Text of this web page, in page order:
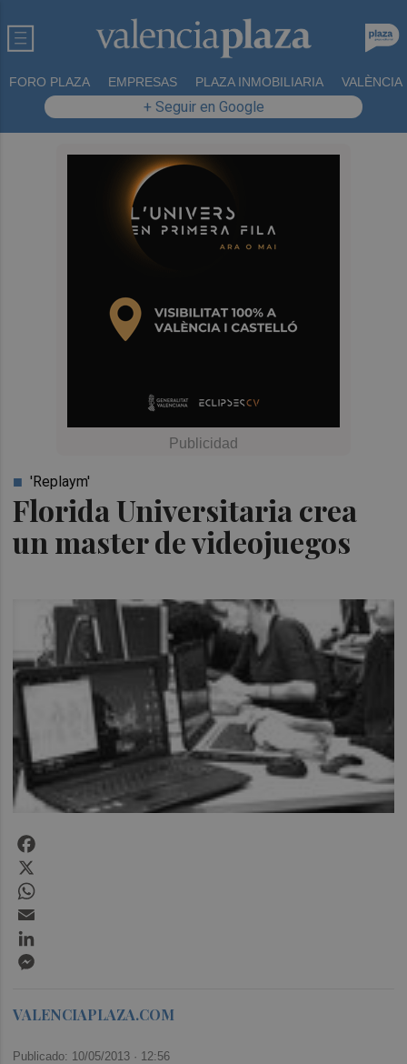
FORO PLAZA EMPRESAS PLAZA INMOBILIARIA VALÈNCIA
+ Seguir en Google
Florida Universitaria crea
un master de videojuegos
'Replaym'
VALENCIAPLAZA.COM
Publicado: 10/05/2013 · 12:56